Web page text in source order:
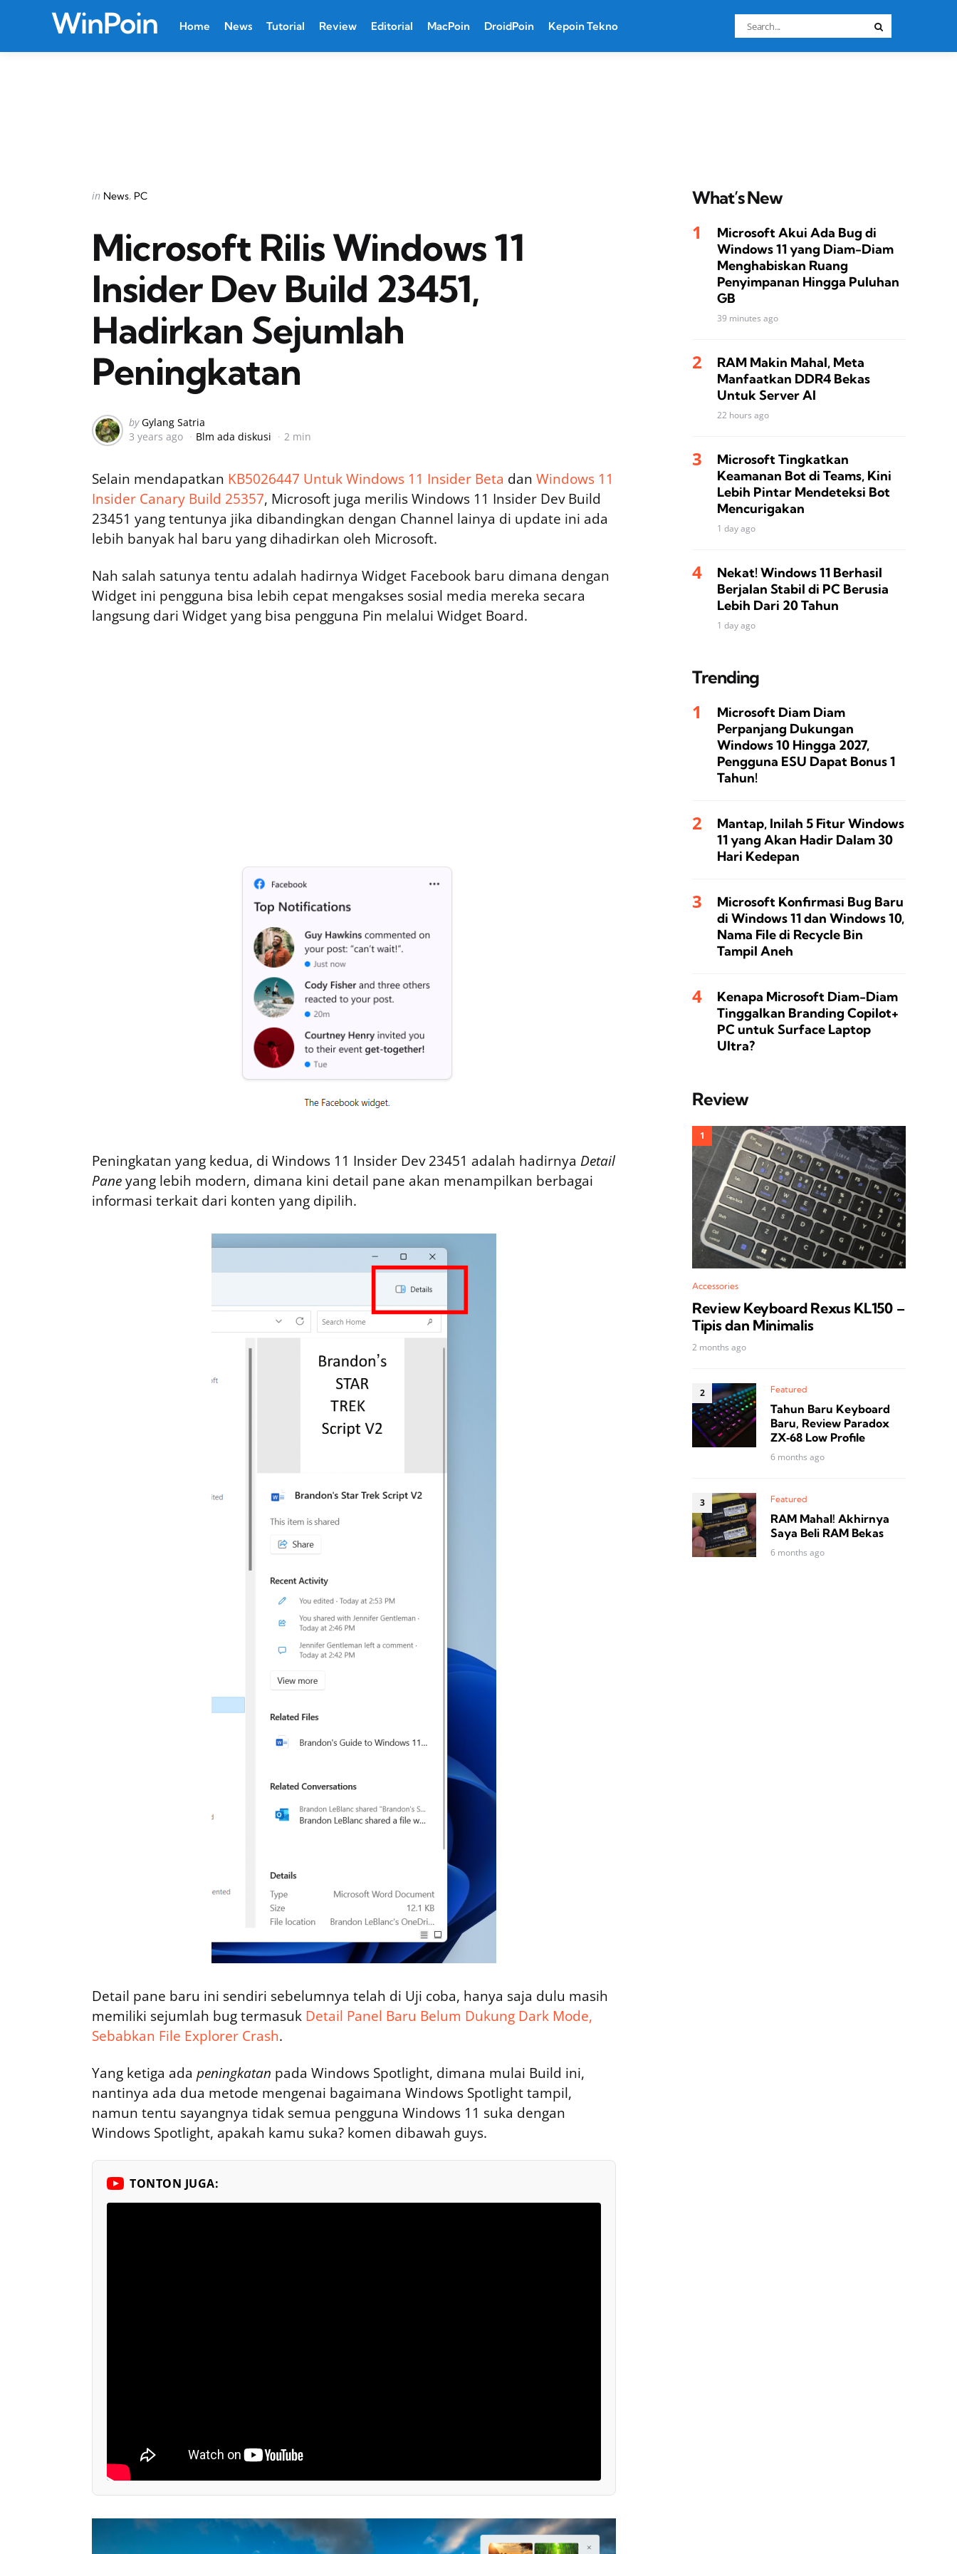
WinPoin Home News Tutorial Review Editorial MacPoin DroidPoin Kepoin Tekno
Search
for:
Categories
Posted
in News PC
Microsoft Rilis Windows 11
Insider Dev Build 23451,
Hadirkan Sejumlah
Peningkatan
Posted
by
by Gylang Satria
3 years ago
Blm ada diskusi 2 min
Selain mendapatkan KB5026447 Untuk Windows 11 Insider Beta dan Windows 11
Insider Canary Build 25357, Microsoft juga merilis Windows 11 Insider Dev Build
23451 yang tentunya jika dibandingkan dengan Channel lainya di update ini ada
lebih banyak hal baru yang dihadirkan oleh Microsoft.
Nah salah satunya tentu adalah hadirnya Widget Facebook baru dimana dengan
Widget ini pengguna bisa lebih cepat mengakses sosial media mereka secara
langsung dari Widget yang bisa pengguna Pin melalui Widget Board.
Peningkatan yang kedua, di Windows 11 Insider Dev 23451 adalah hadirnya Detail
Paneyang lebih modern, dimana kini detail pane akan menampilkan berbagai
informasi terkait dari konten yang dipilih.
Detail pane baru ini sendiri sebelumnya telah di Uji coba, hanya saja dulu masih
memiliki sejumlah bug termasuk Detail Panel Baru Belum Dukung Dark Mode,
Sebabkan File Explorer Crash.
Yang ketiga ada peningkatan pada Windows Spotlight, dimana mulai Build ini,
nantinya ada dua metode mengenai bagaimana Windows Spotlight tampil,
namun tentu sayangnya tidak semua pengguna Windows 11 suka dengan
Windows Spotlight, apakah kamu suka? komen dibawah guys.
TONTON JUGA:
What’s New
Microsoft Akui Ada Bug di
Windows 11 yang Diam-Diam
Menghabiskan Ruang
Penyimpanan Hingga Puluhan
GB
39 minutes ago
RAM Makin Mahal, Meta
Manfaatkan DDR4 Bekas
Untuk Server AI
22 hours ago
Microsoft Tingkatkan
Keamanan Bot di Teams, Kini
Lebih Pintar Mendeteksi Bot
Mencurigakan
1 day ago
Nekat! Windows 11 Berhasil
Berjalan Stabil di PC Berusia
Lebih Dari 20 Tahun
1 day ago
Trending
Microsoft Diam Diam
Perpanjang Dukungan
Windows 10 Hingga 2027,
Pengguna ESU Dapat Bonus 1
Tahun!
Mantap, Inilah 5 Fitur Windows
11 yang Akan Hadir Dalam 30
Hari Kedepan
Microsoft Konfirmasi Bug Baru
di Windows 11 dan Windows 10,
Nama File di Recycle Bin
Tampil Aneh
Kenapa Microsoft Diam-Diam
Tinggalkan Branding Copilot+
PC untuk Surface Laptop
Ultra?
Review
Accessories
Review Keyboard Rexus KL150 –
Tipis dan Minimalis
2 months ago
Featured
Tahun Baru Keyboard
Baru, Review Paradox
ZX‑68 Low Profile
6 months ago
Featured
RAM Mahal! Akhirnya
Saya Beli RAM Bekas
6 months ago